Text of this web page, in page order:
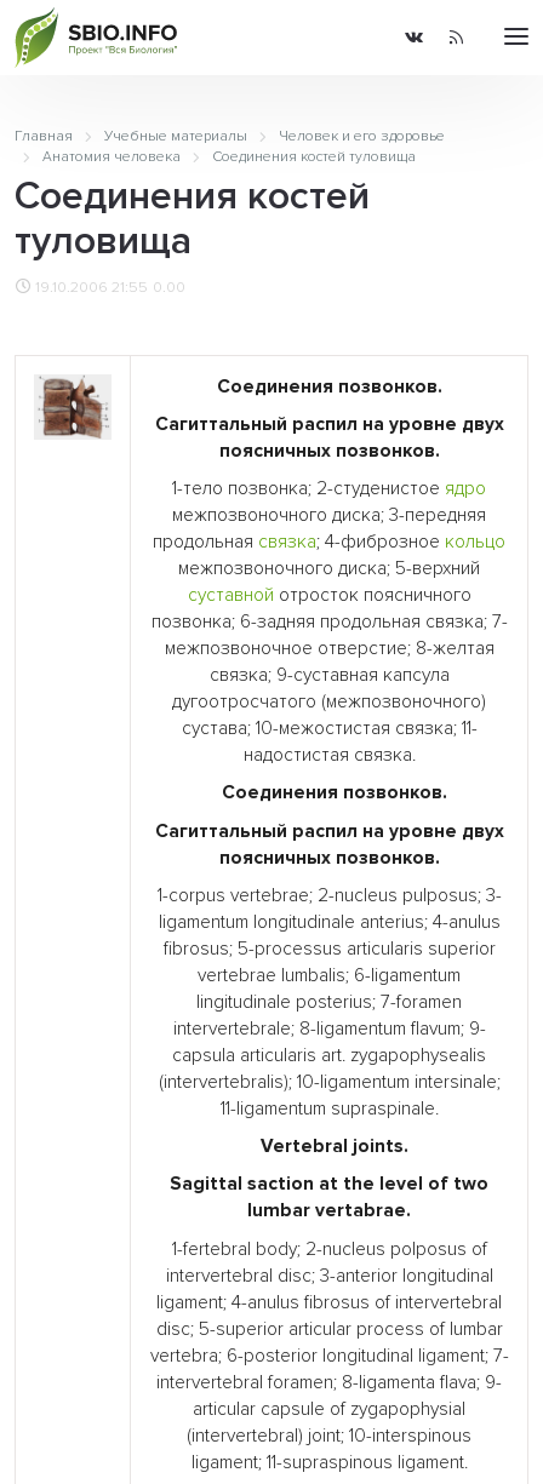
Главная Учебные материалы
Человек и его здоровье
Анатомия человека
Соединения костей туловища
Соединения костей
туловища
19.10.2006 21:55 0.00
Соединения позвонков.
Сагиттальный распил на уровне двух
поясничных позвонков.
1-тело позвонка; 2-студенистое ядро
межпозвоночного диска; 3-передняя
продольная связка; 4-фиброзное кольцо
межпозвоночного диска; 5-верхний
суставной отросток поясничного
позвонка; 6-задняя продольная связка; 7-
межпозвоночное отверстие; 8-желтая
связка; 9-суставная капсула
дугоотросчатого (межпозвоночного)
сустава; 10-межостистая связка; 11-
надостистая связка.
Соединения позвонков.
Сагиттальный распил на уровне двух
поясничных позвонков.
1-corpus vertebrae; 2-nucleus pulposus; 3-
ligamentum longitudinale anterius; 4-anulus
fibrosus; 5-processus articularis superior
vertebrae lumbalis; 6-ligamentum
lingitudinale posterius; 7-foramen
intervertebrale; 8-ligamentum flavum; 9-
capsula articularis art. zygapophysealis
(intervertebralis); 10-ligamentum intersinale;
11-ligamentum supraspinale.
Vertebral joints.
Sagittal saction at the level of two
lumbar vertabrae.
1-fertebral body; 2-nucleus polposus of
intervertebral disc; 3-anterior longitudinal
ligament; 4-anulus fibrosus of intervertebral
disc; 5-superior articular process of lumbar
vertebra; 6-posterior longitudinal ligament; 7-
intervertebral foramen; 8-ligamenta flava; 9-
articular capsule of zygapophysial
(intervertebral) joint; 10-interspinous
ligament; 11-supraspinous ligament.